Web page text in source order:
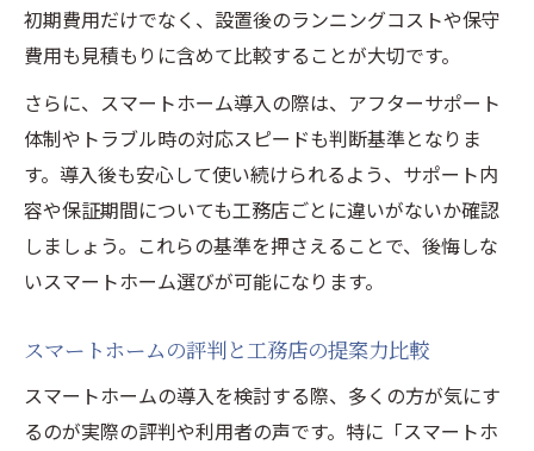
初期費用だけでなく、設置後のランニングコストや保守
費用も見積もりに含めて比較することが大切です。
さらに、スマートホーム導入の際は、アフターサポート
体制やトラブル時の対応スピードも判断基準となりま
す。導入後も安心して使い続けられるよう、サポート内
容や保証期間についても工務店ごとに違いがないか確認
しましょう。これらの基準を押さえることで、後悔しな
いスマートホーム選びが可能になります。
スマートホームの評判と工務店の提案力比較
スマートホームの導入を検討する際、多くの方が気にす
るのが実際の評判や利用者の声です。特に「スマートホ